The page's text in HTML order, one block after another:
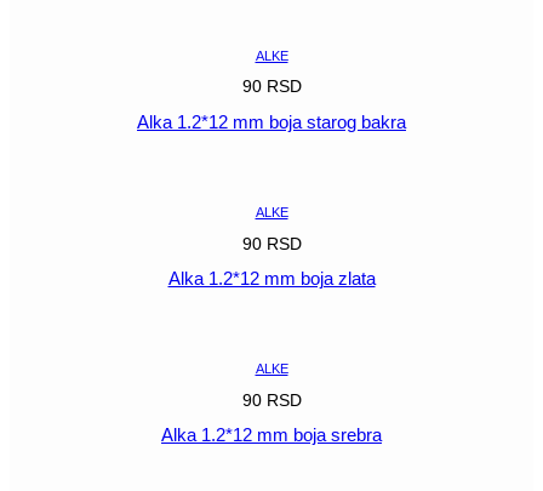
ALKE
90 RSD
Alka 1.2*12 mm boja starog bakra
ALKE
90 RSD
Alka 1.2*12 mm boja zlata
ALKE
90 RSD
Alka 1.2*12 mm boja srebra